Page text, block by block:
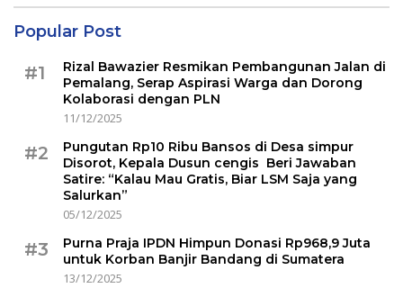
Popular Post
#1
Rizal Bawazier Resmikan Pembangunan Jalan di
Pemalang, Serap Aspirasi Warga dan Dorong
Kolaborasi dengan PLN
11/12/2025
#2
Pungutan Rp10 Ribu Bansos di Desa simpur
Disorot, Kepala Dusun cengis Beri Jawaban
Satire: “Kalau Mau Gratis, Biar LSM Saja yang
Salurkan”
05/12/2025
#3
Purna Praja IPDN Himpun Donasi Rp968,9 Juta
untuk Korban Banjir Bandang di Sumatera
13/12/2025